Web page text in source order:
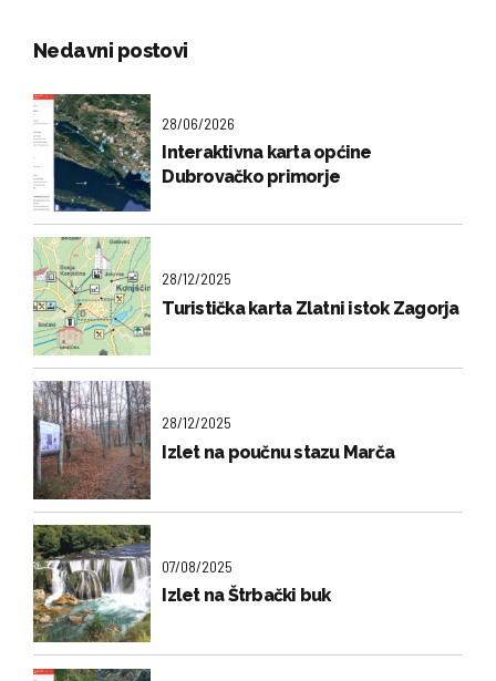
Nedavni postovi
28/06/2026
Interaktivna karta općine
Dubrovačko primorje
28/12/2025
Turistička karta Zlatni istok Zagorja
28/12/2025
Izlet na poučnu stazu Marča
07/08/2025
Izlet na Štrbački buk